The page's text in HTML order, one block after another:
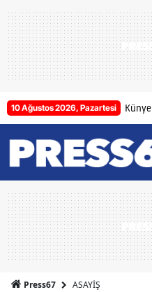
10 Ağustos 2026, Pazartesi Künye
Press67 ASAYİŞ